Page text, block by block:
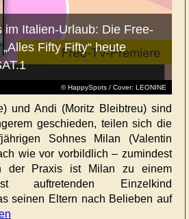
© HappySpots / Cover: LEONINE
im Italien-Urlaub: Die Free-
Fifty Fifty“ heute
und Andi (Moritz Bleibtreu) sind
geschieden, teilen sich die
Sohnes Milan (Valentin
wie vor vorbildlich – zumindest
der Praxis ist Milan zu einem
auftretenden Einzelkind
seinen Eltern nach Belieben auf